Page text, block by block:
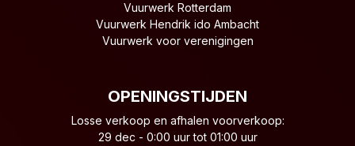
Vuurwerk Rotterdam
Vuurwerk Hendrik ido Ambacht
Vuurwerk voor verenigingen
OPENINGSTIJDEN
Losse verkoop en afhalen voorverkoop:
29 dec - 0:00 uur tot 01:00 uur